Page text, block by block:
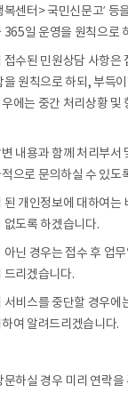
복센터> 국민신문고’ 등
365일 운영을 원칙으로
수된 민원상담 사항은
원칙으로 하되, 부득
에는 중간 처리상황 및
내용과 함께 처리부서
으로 문의하실 수 있도
개인정보에 대하여는
없도록 하겠습니다.
닌 경우는 접수 후 업
드리겠습니다.
서비스를 중단할 경우에
여 알려드리겠습니다.
하실 경우 미리 연락을